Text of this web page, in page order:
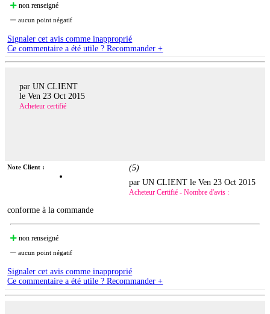
non renseigné
aucun point négatif
Signaler cet avis comme inapproprié
Ce commentaire a été utile ? Recommander +
par UN CLIENT
le Ven 23 Oct 2015
Acheteur certifié
Note Client : (5)
par UN CLIENT leVen 23 Oct 2015
Acheteur Certifié - Nombre d'avis :
conforme à la commande
non renseigné
aucun point négatif
Signaler cet avis comme inapproprié
Ce commentaire a été utile ? Recommander +